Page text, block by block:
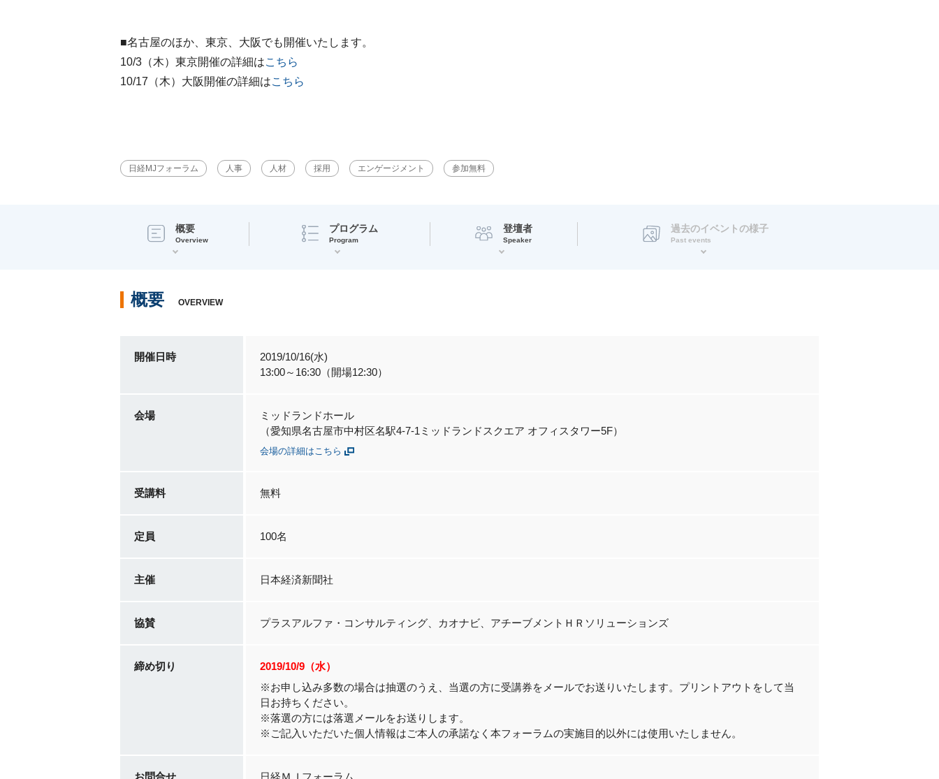
■名古屋のほか、東京、大阪でも開催いたします。
10/3（木）東京開催の詳細はこちら
10/17（木）大阪開催の詳細はこちら
日経MJフォーラム 人事 人材 採用 エンゲージメント 参加無料
概要
Overview
プログラム
Program
登壇者
Speaker
過去のイベントの様子
Past events
概要 OVERVIEW
開催日時
2019/10/16(水)
13:00～16:30（開場12:30）
会場
ミッドランドホール
（愛知県名古屋市中村区名駅4-7-1ミッドランドスクエア オフィスタワー5F）
会場の詳細はこちら
受講料 無料
定員 100名
主催 日本経済新聞社
協賛 プラスアルファ・コンサルティング、カオナビ、アチーブメントＨＲソリューションズ
締め切り
2019/10/9（水）
※お申し込み多数の場合は抽選のうえ、当選の方に受講券をメールでお送りいたします。プリントアウトをして当
日お持ちください。
※落選の方には落選メールをお送りします。
※ご記入いただいた個人情報はご本人の承諾なく本フォーラムの実施目的以外には使用いたしません。
お問合せ
日経ＭＪフォーラム